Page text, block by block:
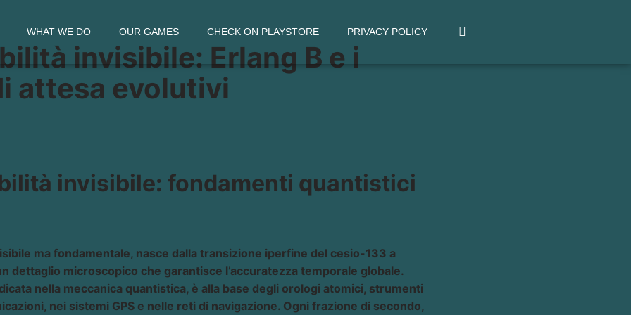
WHAT WE DO OUR GAMES CHECK ON PLAYSTORE PRIVACY POLICY
invisibile: Erlang B e i
attesa evolutivi
invisibile: fondamenti quantistici
ma fondamentale, nasce dalla transizione iperfine del cesio-133 a
dettaglio microscopico che garantisce l’accuratezza temporale globale.
nella meccanica quantistica, è alla base degli orologi atomici, strumenti
nei sistemi GPS e nelle reti di navigazione. Ogni frazione di secondo,